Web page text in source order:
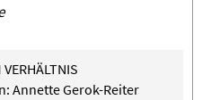
Annette Gerok-Reiter